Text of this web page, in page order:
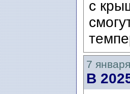
с
7
В